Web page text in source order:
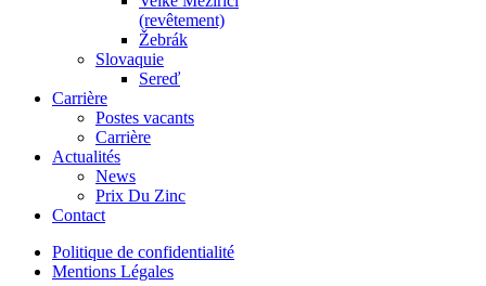
(revêtement)
Žebrák
Slovaquie
Sereď
Carrière
Postes vacants
Carrière
Actualités
News
Prix Du Zinc
Contact
Politique de confidentialité
Mentions Légales